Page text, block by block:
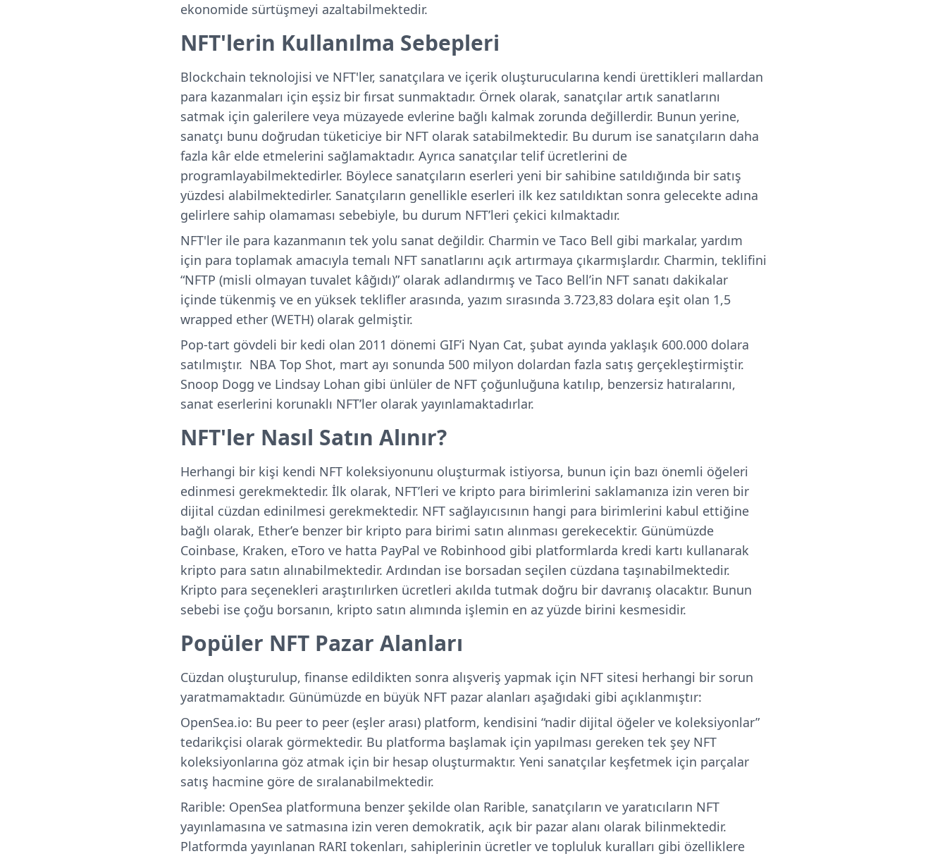
ekonomide sürtüşmeyi azaltabilmektedir.
NFT'lerin Kullanılma Sebepleri
Blockchain teknolojisi ve NFT'ler, sanatçılara ve içerik oluşturucularına kendi ürettikleri mallardan
para kazanmaları için eşsiz bir fırsat sunmaktadır. Örnek olarak, sanatçılar artık sanatlarını
satmak için galerilere veya müzayede evlerine bağlı kalmak zorunda değillerdir. Bunun yerine,
sanatçı bunu doğrudan tüketiciye bir NFT olarak satabilmektedir. Bu durum ise sanatçıların daha
fazla kâr elde etmelerini sağlamaktadır. Ayrıca sanatçılar telif ücretlerini de
programlayabilmektedirler. Böylece sanatçıların eserleri yeni bir sahibine satıldığında bir satış
yüzdesi alabilmektedirler. Sanatçıların genellikle eserleri ilk kez satıldıktan sonra gelecekte adına
gelirlere sahip olamaması sebebiyle, bu durum NFT’leri çekici kılmaktadır.
NFT'ler ile para kazanmanın tek yolu sanat değildir. Charmin ve Taco Bell gibi markalar, yardım
için para toplamak amacıyla temalı NFT sanatlarını açık artırmaya çıkarmışlardır. Charmin, teklifini
“NFTP (misli olmayan tuvalet kâğıdı)” olarak adlandırmış ve Taco Bell’in NFT sanatı dakikalar
içinde tükenmiş ve en yüksek teklifler arasında, yazım sırasında 3.723,83 dolara eşit olan 1,5
wrapped ether (WETH) olarak gelmiştir.
Pop-tart gövdeli bir kedi olan 2011 dönemi GIF’i Nyan Cat, şubat ayında yaklaşık 600.000 dolara
satılmıştır. NBA Top Shot, mart ayı sonunda 500 milyon dolardan fazla satış gerçekleştirmiştir.
Snoop Dogg ve Lindsay Lohan gibi ünlüler de NFT çoğunluğuna katılıp, benzersiz hatıralarını,
sanat eserlerini korunaklı NFT’ler olarak yayınlamaktadırlar.
NFT'ler Nasıl Satın Alınır?
Herhangi bir kişi kendi NFT koleksiyonunu oluşturmak istiyorsa, bunun için bazı önemli öğeleri
edinmesi gerekmektedir. İlk olarak, NFT’leri ve kripto para birimlerini saklamanıza izin veren bir
dijital cüzdan edinilmesi gerekmektedir. NFT sağlayıcısının hangi para birimlerini kabul ettiğine
bağlı olarak, Ether’e benzer bir kripto para birimi satın alınması gerekecektir. Günümüzde
Coinbase, Kraken, eToro ve hatta PayPal ve Robinhood gibi platformlarda kredi kartı kullanarak
kripto para satın alınabilmektedir. Ardından ise borsadan seçilen cüzdana taşınabilmektedir.
Kripto para seçenekleri araştırılırken ücretleri akılda tutmak doğru bir davranış olacaktır. Bunun
sebebi ise çoğu borsanın, kripto satın alımında işlemin en az yüzde birini kesmesidir.
Popüler NFT Pazar Alanları
Cüzdan oluşturulup, finanse edildikten sonra alışveriş yapmak için NFT sitesi herhangi bir sorun
yaratmamaktadır. Günümüzde en büyük NFT pazar alanları aşağıdaki gibi açıklanmıştır:
OpenSea.io: Bu peer to peer (eşler arası) platform, kendisini “nadir dijital öğeler ve koleksiyonlar”
tedarikçisi olarak görmektedir. Bu platforma başlamak için yapılması gereken tek şey NFT
koleksiyonlarına göz atmak için bir hesap oluşturmaktır. Yeni sanatçılar keşfetmek için parçalar
satış hacmine göre de sıralanabilmektedir.
Rarible: OpenSea platformuna benzer şekilde olan Rarible, sanatçıların ve yaratıcıların NFT
yayınlamasına ve satmasına izin veren demokratik, açık bir pazar alanı olarak bilinmektedir.
Platformda yayınlanan RARI tokenları, sahiplerinin ücretler ve topluluk kuralları gibi özelliklere